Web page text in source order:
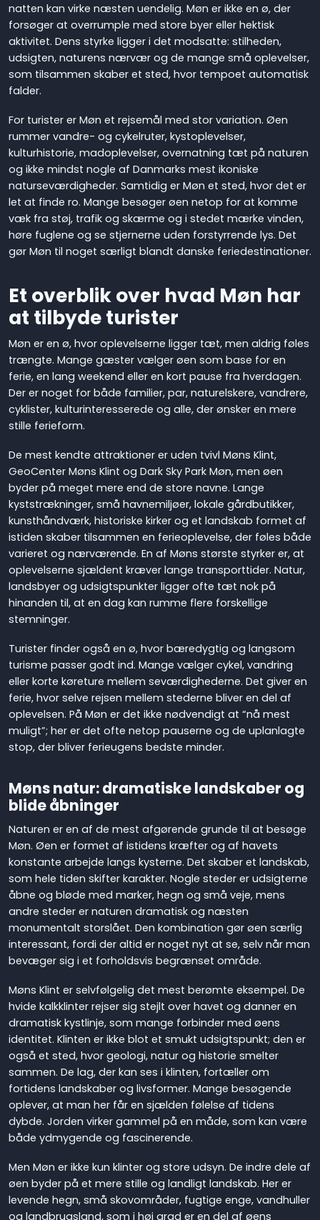
natten kan virke næsten uendelig. Møn er ikke en ø, der
forsøger at overrumple med store byer eller hektisk
aktivitet. Dens styrke ligger i det modsatte: stilheden,
udsigten, naturens nærvær og de mange små oplevelser,
som tilsammen skaber et sted, hvor tempoet automatisk
falder.
For turister er Møn et rejsemål med stor variation. Øen
rummer vandre- og cykelruter, kystoplevelser,
kulturhistorie, madoplevelser, overnatning tæt på naturen
og ikke mindst nogle af Danmarks mest ikoniske
naturseværdigheder. Samtidig er Møn et sted, hvor det er
let at finde ro. Mange besøger øen netop for at komme
væk fra støj, trafik og skærme og i stedet mærke vinden,
høre fuglene og se stjernerne uden forstyrrende lys. Det
gør Møn til noget særligt blandt danske feriedestinationer.
Et overblik over hvad Møn har
at tilbyde turister
Møn er en ø, hvor oplevelserne ligger tæt, men aldrig føles
trængte. Mange gæster vælger øen som base for en
ferie, en lang weekend eller en kort pause fra hverdagen.
Der er noget for både familier, par, naturelskere, vandrere,
cyklister, kulturinteresserede og alle, der ønsker en mere
stille ferieform.
De mest kendte attraktioner er uden tvivl Møns Klint,
GeoCenter Møns Klint og Dark Sky Park Møn, men øen
byder på meget mere end de store navne. Lange
kyststrækninger, små havnemiljøer, lokale gårdbutikker,
kunsthåndværk, historiske kirker og et landskab formet af
istiden skaber tilsammen en ferieoplevelse, der føles både
varieret og nærværende. En af Møns største styrker er, at
oplevelserne sjældent kræver lange transporttider. Natur,
landsbyer og udsigtspunkter ligger ofte tæt nok på
hinanden til, at en dag kan rumme flere forskellige
stemninger.
Turister finder også en ø, hvor bæredygtig og langsom
turisme passer godt ind. Mange vælger cykel, vandring
eller korte køreture mellem seværdighederne. Det giver en
ferie, hvor selve rejsen mellem stederne bliver en del af
oplevelsen. På Møn er det ikke nødvendigt at “nå mest
muligt”; her er det ofte netop pauserne og de uplanlagte
stop, der bliver ferieugens bedste minder.
Møns natur: dramatiske landskaber og
blide åbninger
Naturen er en af de mest afgørende grunde til at besøge
Møn. Øen er formet af istidens kræfter og af havets
konstante arbejde langs kysterne. Det skaber et landskab,
som hele tiden skifter karakter. Nogle steder er udsigterne
åbne og bløde med marker, hegn og små veje, mens
andre steder er naturen dramatisk og næsten
monumentalt storslået. Den kombination gør øen særlig
interessant, fordi der altid er noget nyt at se, selv når man
bevæger sig i et forholdsvis begrænset område.
Møns Klint er selvfølgelig det mest berømte eksempel. De
hvide kalkklinter rejser sig stejlt over havet og danner en
dramatisk kystlinje, som mange forbinder med øens
identitet. Klinten er ikke blot et smukt udsigtspunkt; den er
også et sted, hvor geologi, natur og historie smelter
sammen. De lag, der kan ses i klinten, fortæller om
fortidens landskaber og livsformer. Mange besøgende
oplever, at man her får en sjælden følelse af tidens
dybde. Jorden virker gammel på en måde, som kan være
både ydmygende og fascinerende.
Men Møn er ikke kun klinter og store udsyn. De indre dele af
øen byder på et mere stille og landligt landskab. Her er
levende hegn, små skovområder, fugtige enge, vandhuller
og landbrugsland, som i høj grad er en del af øens